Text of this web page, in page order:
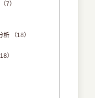
7）
（18）
）